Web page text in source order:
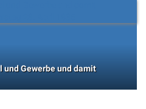
und Gewerbe und damit